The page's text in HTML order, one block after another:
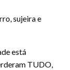
sujeira e
está
TUDO,